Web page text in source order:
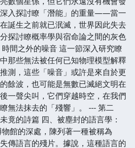
入探討瞭「潛能」的重量——當一
誕生之前就已泯滅，世界因此失去
探討瞭概率學與宿命論之間的灰色
間之外的噪音 這一節深入研究瞭
那些無法被任何已知物理模型解釋
測，這些「噪音」或許是來自於更
餘波，也可能是無數已滅絕文明在
一聲尖叫，它們穿越時空，在我們
無法抹去的「殘響」。 --- 第二
竟的詩篇 四、被塵封的語言學：
館的深處，陳列著一種被稱為
傳語言的殘片。據說，這種語言的